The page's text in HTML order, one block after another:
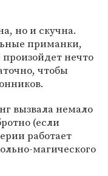
но и скучна.
приманки,
нечто
чтобы
вызвала немало
(если
работает
магического